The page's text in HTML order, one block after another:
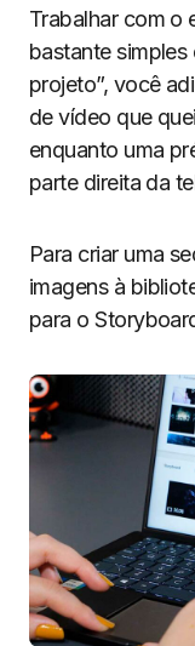
Trabalhar com o
bastante simples
projeto”, você
de vídeo que
enquanto uma
parte direita da
Para criar uma
imagens à
para o